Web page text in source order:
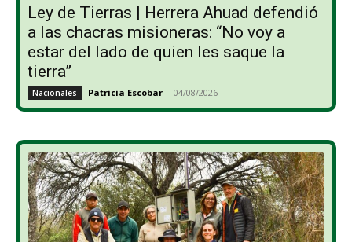
Ley de Tierras | Herrera Ahuad defendió
a las chacras misioneras: “No voy a
estar del lado de quien les saque la
tierra”
Nacionales Patricia Escobar - 04/08/2026